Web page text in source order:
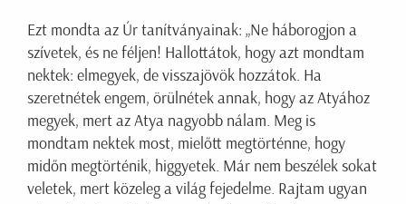
Ezt mondta az Úr tanítványainak: „Ne háborogjon a
szívetek, és ne féljen! Hallottátok, hogy azt mondtam
nektek: elmegyek, de visszajövök hozzátok. Ha
szeretnétek engem, örülnétek annak, hogy az Atyához
megyek, mert az Atya nagyobb nálam. Meg is
mondtam nektek most, mielőtt megtörténne, hogy
midőn megtörténik, higgyetek. Már nem beszélek sokat
veletek, mert közeleg a világ fejedelme. Rajtam ugyan